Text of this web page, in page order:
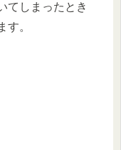
てしまったとき
す。